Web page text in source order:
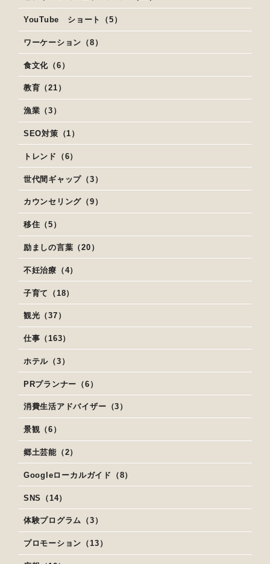
YouTube ショート（5）
ワーケーション（8）
食文化（6）
教育（21）
漁業（3）
SEO対策（1）
トレンド（6）
世代間ギャップ（3）
カウンセリング（9）
移住（5）
励ましの言葉（20）
不妊治療（4）
子育て（18）
観光（37）
仕事（163）
ホテル（3）
PRプランナー（6）
消費生活アドバイザー（3）
景観（6）
郷土芸能（2）
Googleローカルガイド（8）
SNS（14）
体験プログラム（3）
プロモーション（13）